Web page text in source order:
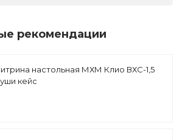
рекомендации
настольная МХМ Клио ВХС-1,5
кейс